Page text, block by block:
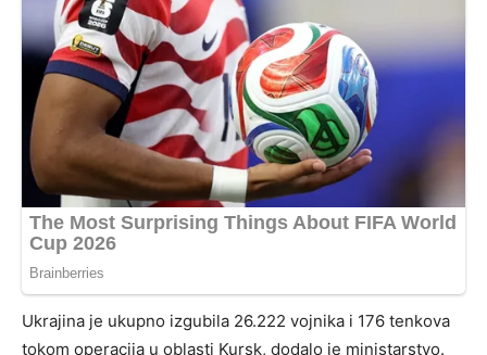
Ukrajina je ukupno izgubila 26.222 vojnika i 176 tenkova
tokom operacija u oblasti Kursk, dodalo je ministarstvo.